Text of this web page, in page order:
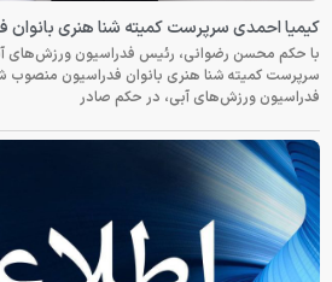
کیمیا احمدی سرپرست کمیته شنا هنری
با حکم محسن رضوانی، رئیس فدراسیون ورزش‌های
سرپرست کمیته شنا هنری بانوان فدراسیون منصوب
فدراسیون ورزش‌های آبی، در حکم صادر